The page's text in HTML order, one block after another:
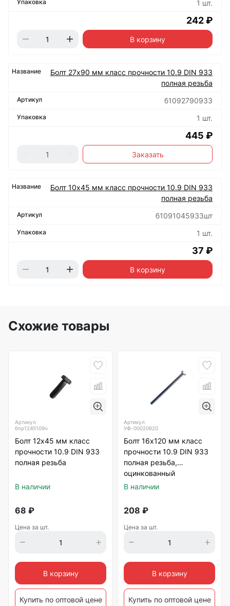
1 шт.
242 ₽
В корзину
Болт 27х90 мм класс прочности 10.9 DIN 933
полная резьба
б1092790933
1 шт.
445 ₽
Заказать
Болт 10х45 мм класс прочности 10.9 DIN 933
полная резьба
б1091045933шт
1 шт.
37 ₽
В корзину
Схожие товары
Артикул
бпр1245109ч
Болт 12х45 мм класс
прочности 10.9 DIN 933
полная резьба
В наличии
68 ₽
Цена за шт.
В корзину
Купить по оптовой цене
Артикул
УФ-00020620
Болт 16х120 мм класс
прочности 10.9 DIN 933
полная резьба,
оцинкованный
В наличии
208 ₽
Цена за шт.
В корзину
Купить по оптовой цене